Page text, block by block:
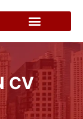
CV